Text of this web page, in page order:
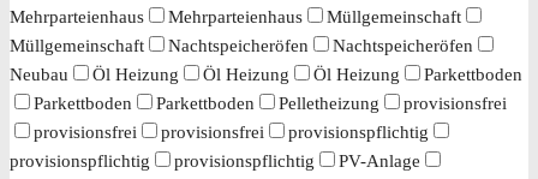
Mehrparteienhaus
Mehrparteienhaus
Müllgemeinschaft
Müllgemeinschaft
Nachtspeicheröfen
Nachtspeicheröfen
Neubau
Öl Heizung Öl Heizung Öl Heizung
Parkettboden
Parkettboden
Parkettboden Pelletheizung
provisionsfrei
provisionsfrei
provisionsfrei
provisionspflichtig
provisionspflichtig
provisionspflichtig
PV-Anlage